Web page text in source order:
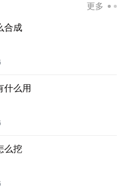
更多
合成
什么用
么挖